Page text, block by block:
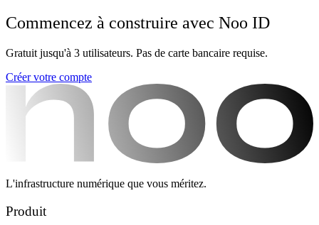
Commencez à construire avec Noo ID
Gratuit jusqu'à 3 utilisateurs. Pas de carte bancaire requise.
Créer votre compte
L'infrastructure numérique que vous méritez.
Produit